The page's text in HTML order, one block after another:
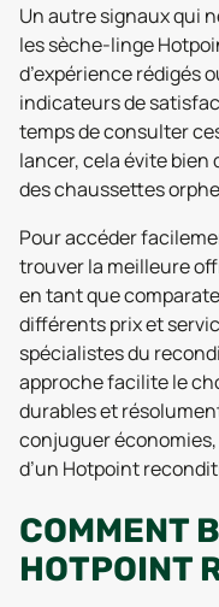
Un autre signaux qui
les sèche-linge
d’expérience rédigés
indicateurs de
temps de consulter
lancer, cela évite bien
des chaussettes
Pour accéder
trouver la meilleure
en tant que
différents prix et
spécialistes du
approche facilite le
durables et
conjuguer
d’un Hotpoint
COMMENT
HOTPOINT